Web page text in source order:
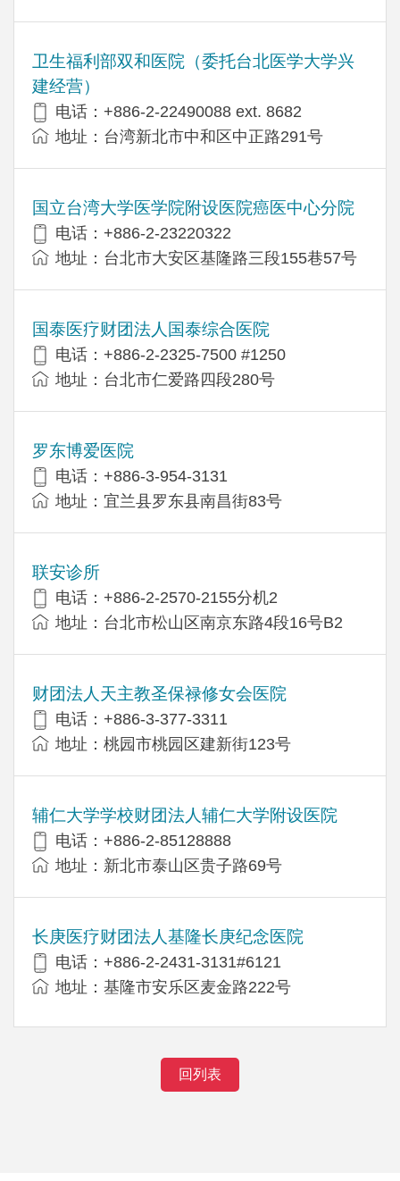
卫生福利部双和医院（委托台北医学大学兴
建经营）
电话：+​886-2-22490088 ext. 8682
地址：台湾新北市中和区中正路291号
国立台湾大学医学院附设医院癌医中心分院
电话：+886-2-23220322
地址：台北市大安区基隆路三段155巷57号
国泰医疗财团法人国泰综合医院
电话：+886-2-2325-7500 #1250
地址：台北市仁爱路四段280号
罗东博爱医院
电话：+886-3-954-3131
地址：宜兰县罗东县南昌街83号
联安诊所
电话：+886-2-2570-2155分机2
地址：台北市松山区南京东路4段16号B​​2
财团法人天主教圣保禄修女会医院
电话：+886-3-377-3311
地址：桃园市桃园区建新街123号
辅仁大学学校财团法人辅仁大学附设医院
电话：+886-2-85128888
地址：新北市泰山区贵子路69号
长庚医疗财团法人基隆长庚纪念医院
电话：+886-2-2431-3131#6121
地址：基隆市安乐区麦金路222号
回列表